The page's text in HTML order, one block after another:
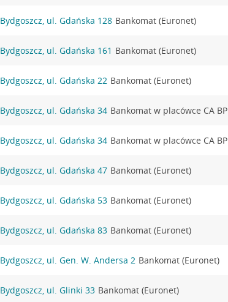
Bydgoszcz, ul. Gdańska 128 Bankomat (Euronet)
Bydgoszcz, ul. Gdańska 161 Bankomat (Euronet)
Bydgoszcz, ul. Gdańska 22 Bankomat (Euronet)
Bydgoszcz, ul. Gdańska 34 Bankomat w placówce CA BP
Bydgoszcz, ul. Gdańska 34 Bankomat w placówce CA BP
Bydgoszcz, ul. Gdańska 47 Bankomat (Euronet)
Bydgoszcz, ul. Gdańska 53 Bankomat (Euronet)
Bydgoszcz, ul. Gdańska 83 Bankomat (Euronet)
Bydgoszcz, ul. Gen. W. Andersa 2 Bankomat (Euronet)
Bydgoszcz, ul. Glinki 33 Bankomat (Euronet)